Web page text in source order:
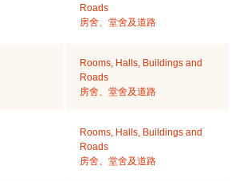
Roads
房舍、堂舍及道路
Rooms, Halls, Buildings and
Roads
房舍、堂舍及道路
Rooms, Halls, Buildings and
Roads
房舍、堂舍及道路